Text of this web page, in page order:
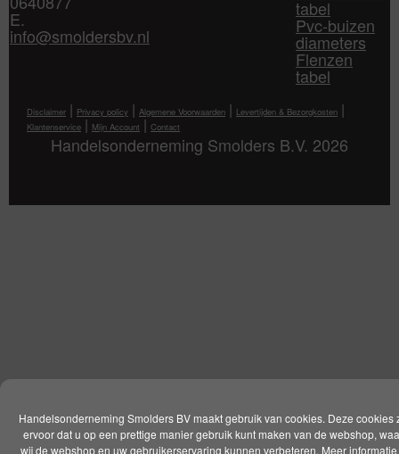
Handelsonderneming Smolders BV maakt gebruik van cookies. Deze cookies
ervoor dat u op een prettige manier gebruik kunt maken van de webshop,
wij de webshop en uw gebruikerservaring kunnen verbeteren. Meer
E.
info@smoldersbv.nl
tabel
Pvc-buizen
diameters
Flenzen
tabel
Disclaimer | Privacy policy | Algemene Voorwaarden | Levertijden & Bezorgkosten |
Klantenservice | Mijn Account | Contact
Handelsonderneming Smolders B.V. 2026